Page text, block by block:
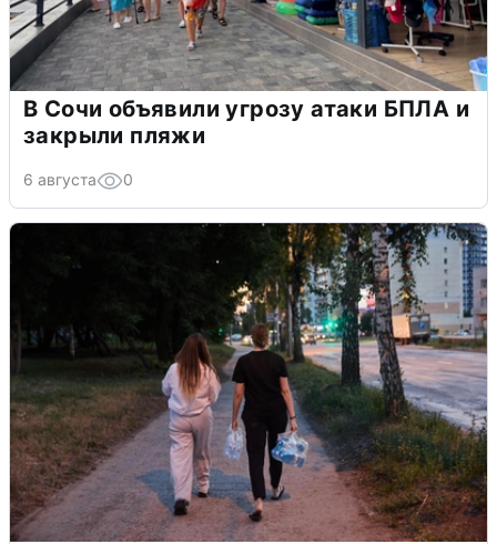
В Сочи объявили угрозу атаки БПЛА и
закрыли пляжи
6 августа 0